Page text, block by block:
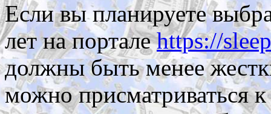
Если вы планируете
лет на порталеhttps://
должны быть менее
можно присматриваться